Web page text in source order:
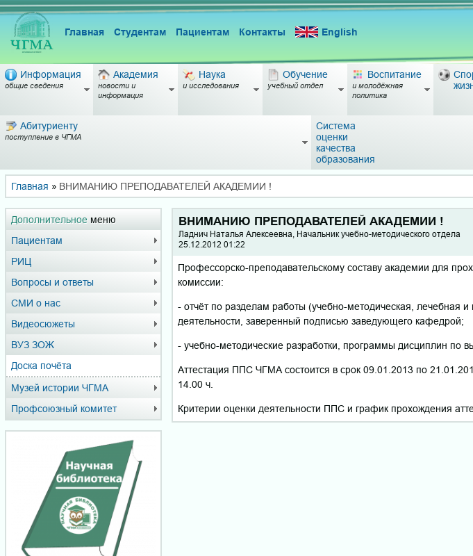
Главная Студентам Пациентам Контакты English
Информация
общие сведения
Академия
новости и
информация
Наука
и исследования
Обучение
учебный отдел
Воспитание
и молодёжная
политика
Абитуриенту
поступление в ЧГМА
Система
оценки
качества
образования
Главная » ВНИМАНИЮ ПРЕПОДАВАТЕЛЕЙ АКАДЕМИИ !
Дополнительное меню
Пациентам
РИЦ
Вопросы и ответы
СМИ о нас
Видеосюжеты
ВУЗ ЗОЖ
Доска почёта
Музей истории ЧГМА
Профсоюзный комитет
ВНИМАНИЮ ПРЕПОДАВАТЕЛЕЙ АКАДЕМИИ !
Ладнич Наталья Алексеевна, Начальник учебно-методического отдела
25.12.2012 01:22
Профессорско-преподавательскому составу академии для
комиссии:
- отчёт по разделам работы (учебно-методическая, лечебная
деятельности, заверенный подписью заведующего кафедрой;
- учебно-методические разработки, программы дисциплин по
Аттестация ППС ЧГМА состоится в срок 09.01.2013 по
14.00 ч.
Критерии оценки деятельности ППС и график прохождения